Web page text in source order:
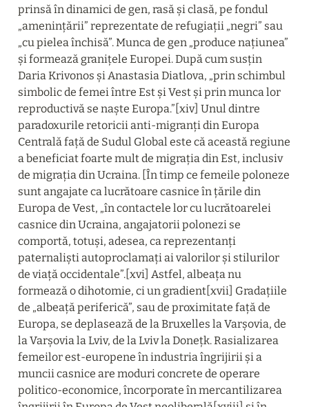
prinsă în dinamici de gen, rasă și clasă, pe fondul
„amenințării” reprezentate de refugiații „negri” sau
„cu pielea închisă”. Munca de gen „produce națiunea”
și formează granițele Europei. După cum susțin
Daria Krivonos și Anastasia Diatlova, „prin schimbul
simbolic de femei între Est și Vest și prin munca lor
reproductivă se naște Europa.”[xiv] Unul dintre
paradoxurile retoricii anti-migranți din Europa
Centrală față de Sudul Global este că această regiune
a beneficiat foarte mult de migrația din Est, inclusiv
de migrația din Ucraina. [În timp ce femeile poloneze
sunt angajate ca lucrătoare casnice în țările din
Europa de Vest, „în contactele lor cu lucrătoarelei
casnice din Ucraina, angajatorii polonezi se
comportă, totuși, adesea, ca reprezentanți
paternaliști autoproclamați ai valorilor și stilurilor
de viață occidentale”.[xvi] Astfel, albeața nu
formează o dihotomie, ci un gradient[xvii] Gradațiile
de „albeață periferică”, sau de proximitate față de
Europa, se deplasează de la Bruxelles la Varșovia, de
la Varșovia la Lviv, de la Lviv la Donețk. Rasializarea
femeilor est-europene în industria îngrijirii și a
muncii casnice are moduri concrete de operare
politico-economice, încorporate în mercantilizarea